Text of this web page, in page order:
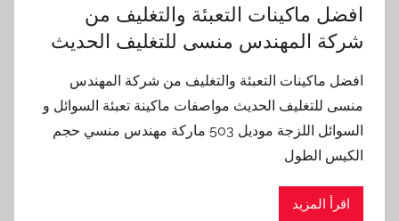
افضل ماكينات التعبئة والتغليف من
شركة المهندس منسى للتغليف الحديث
افضل ماكينات التعبئة والتغليف من شركة المهندس
منسى للتغليف الحديث مواصفات ماكينة تعبئة السوائل و
السوائل اللزجة موديل 503 ماركة مهندس منسي حجم
الكيس الطول
اقرأ المزيد